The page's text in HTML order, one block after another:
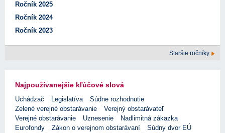
Ročník 2025
Ročník 2024
Ročník 2023
Staršie ročníky
Najpoužívanejšie kľúčové slová
Uchádzač Legislatíva
Súdne rozhodnutie
Zelené verejné obstarávanie
Verejný obstarávateľ
Verejné obstarávanie
Uznesenie
Nadlimitná zákazka
Eurofondy
Zákon o verejnom obstarávaní
Súdny dvor EÚ